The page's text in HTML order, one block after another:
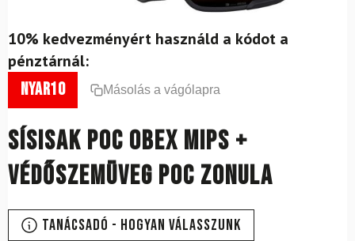
10% kedvezményért használd a kódot a
pénztárnál:
nyar10 Másolás a vágólapra
Sísisak POC Obex MIPS +
védőszemüveg POC Zonula
Tanácsadó - Hogyan válasszunk